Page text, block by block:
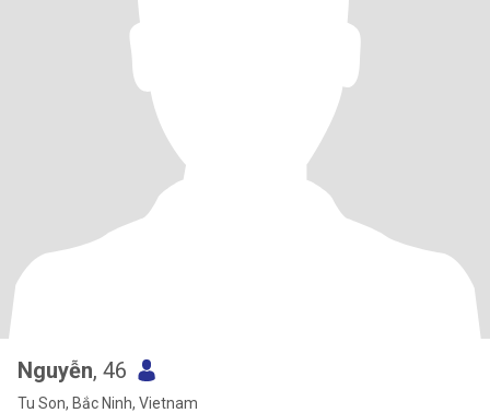
Nguyễn, 46
Tu Son, Bắc Ninh, Vietnam